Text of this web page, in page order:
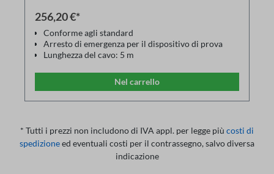
256,20 €*
Conforme agli standard
Arresto di emergenza per il dispositivo di prova
Lunghezza del cavo: 5 m
Nel carrello
* Tutti i prezzi non includono di IVA appl. per legge più costi di
spedizioneed eventuali costi per il contrassegno, salvo diversa
indicazione